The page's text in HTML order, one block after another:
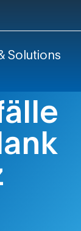
Solutions